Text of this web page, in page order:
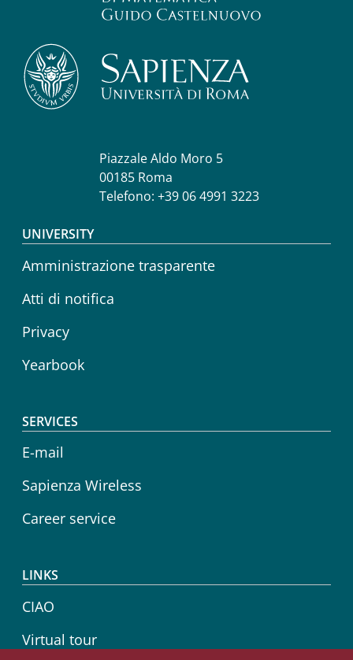
Piazzale Aldo Moro 5
00185 Roma
Telefono: +39 06 4991 3223
Footer menu
UNIVERSITY
Amministrazione trasparente
Atti di notifica
Privacy
Yearbook
SERVICES
E-mail
Sapienza Wireless
Career service
LINKS
CIAO
Virtual tour